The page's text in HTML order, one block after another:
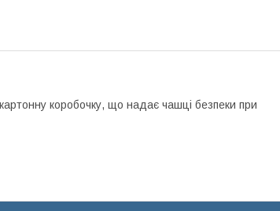
коробочку, що надає чашці безпеки при